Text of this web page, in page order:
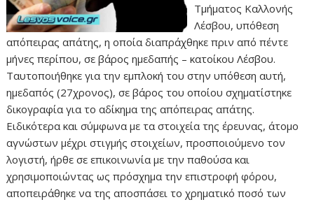
Τμήματος Καλλονής
Λέσβου, υπόθεση
απόπειρας απάτης, η οποία διαπράχθηκε πριν από πέντε
μήνες περίπου, σε βάρος ημεδαπής – κατοίκου Λέσβου.
Ταυτοποιήθηκε για την εμπλοκή του στην υπόθεση αυτή,
ημεδαπός (27χρονος), σε βάρος του οποίου σχηματίστηκε
δικογραφία για το αδίκημα της απόπειρας απάτης.
Ειδικότερα και σύμφωνα με τα στοιχεία της έρευνας, άτομο
αγνώστων μέχρι στιγμής στοιχείων, προσποιούμενο τον
λογιστή, ήρθε σε επικοινωνία με την παθούσα και
χρησιμοποιώντας ως πρόσχημα την επιστροφή φόρου,
αποπειράθηκε να της αποσπάσει το χρηματικό ποσό των